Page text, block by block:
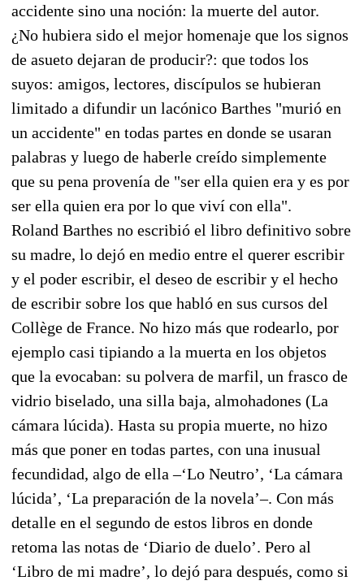
accidente sino una noción: la muerte del autor.
¿No hubiera sido el mejor homenaje que los signos
de asueto dejaran de producir?: que todos los
suyos: amigos, lectores, discípulos se hubieran
limitado a difundir un lacónico Barthes "murió en
un accidente" en todas partes en donde se usaran
palabras y luego de haberle creído simplemente
que su pena provenía de "ser ella quien era y es por
ser ella quien era por lo que viví con ella".
Roland Barthes no escribió el libro definitivo sobre
su madre, lo dejó en medio entre el querer escribir
y el poder escribir, el deseo de escribir y el hecho
de escribir sobre los que habló en sus cursos del
Collège de France. No hizo más que rodearlo, por
ejemplo casi tipiando a la muerta en los objetos
que la evocaban: su polvera de marfil, un frasco de
vidrio biselado, una silla baja, almohadones (La
cámara lúcida). Hasta su propia muerte, no hizo
más que poner en todas partes, con una inusual
fecundidad, algo de ella –‘Lo Neutro’, ‘La cámara
lúcida’, ‘La preparación de la novela’–. Con más
detalle en el segundo de estos libros en donde
retoma las notas de ‘Diario de duelo’. Pero al
‘Libro de mi madre’, lo dejó para después, como si